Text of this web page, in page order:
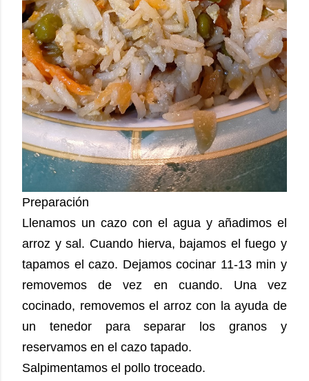
Preparación
Llenamos un cazo con el agua y añadimos el
arroz y sal. Cuando hierva, bajamos el fuego y
tapamos el cazo. Dejamos cocinar 11-13 min y
removemos de vez en cuando. Una vez
cocinado, removemos el arroz con la ayuda de
un tenedor para separar los granos y
reservamos en el cazo tapado.
Salpimentamos el pollo troceado.